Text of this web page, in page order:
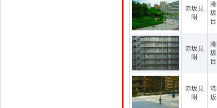
赤坂見
附
目
赤坂見
附
目
赤坂見
附